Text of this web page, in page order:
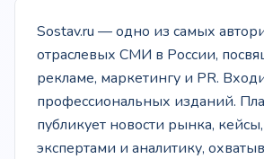
Sostav.ru — одно из самых
отраслевых СМИ в России,
рекламе, маркетингу и PR.
профессиональных изданий.
публикует новости рынка,
экспертами и аналитику,